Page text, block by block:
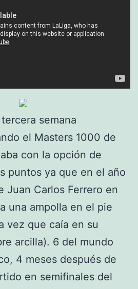
semana
el Masters 1000 de
con la opción de
puntos ya que en el año
Juan Carlos Ferrero en
una ampolla en el pie
vez que caía en su
arcilla). 6 del mundo
4 meses después de
en semifinales del